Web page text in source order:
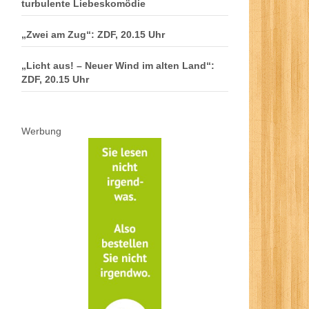
turbulente Liebeskomödie
„Zwei am Zug“: ZDF, 20.15 Uhr
„Licht aus! – Neuer Wind im alten Land“:
ZDF, 20.15 Uhr
Werbung